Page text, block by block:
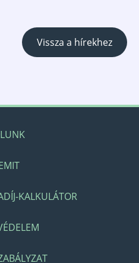
Vissza a hírekhez
KALKULÁTOR